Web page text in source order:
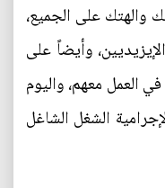
والهتك على الجميع،
وأيضاً على
العمل معهم، واليوم
الشغل الشاغل